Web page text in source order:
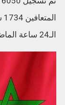
الـ24 ساعة الماضية.